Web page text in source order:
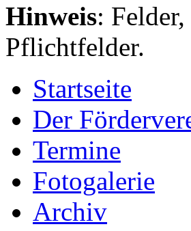
Hinweis:
Pflichtfelder.
Startseite
Der
Termine
Fotogalerie
Archiv